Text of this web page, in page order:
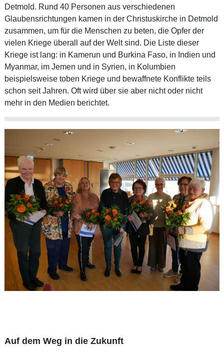
Detmold. Rund 40 Personen aus verschiedenen
Glaubensrichtungen kamen in der Christuskirche in Detmold
zusammen, um für die Menschen zu beten, die Opfer der
vielen Kriege überall auf der Welt sind. Die Liste dieser
Kriege ist lang: in Kamerun und Burkina Faso, in Indien und
Myanmar, im Jemen und in Syrien, in Kolumbien
beispielsweise toben Kriege und bewaffnete Konflikte teils
schon seit Jahren. Oft wird über sie aber nicht oder nicht
mehr in den Medien berichtet.
Auf dem Weg in die Zukunft